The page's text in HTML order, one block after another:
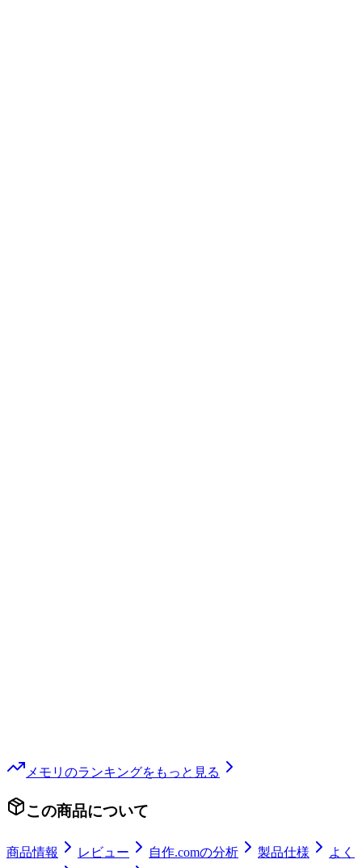
メモリ のランキングをもっと見る
この商品について
商品情報 レビュー 自作.comの分析 製品仕様
よく